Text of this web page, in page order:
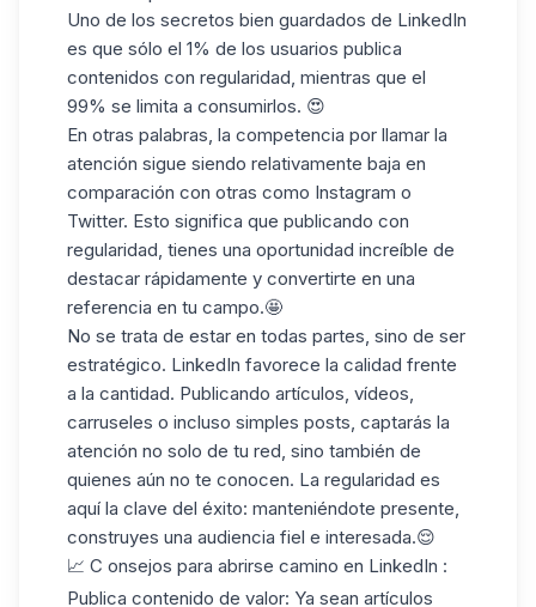
Uno de los secretos bien guardados de LinkedIn
es que sólo el 1% de los usuarios publica
contenidos con regularidad, mientras que el
99% se limita a consumirlos. 😍
En otras palabras, la competencia por llamar la
atención sigue siendo relativamente baja en
comparación con otras como Instagram o
Twitter. Esto significa que publicando con
regularidad, tienes una oportunidad increíble de
destacar rápidamente y convertirte en una
referencia en tu campo.🤩
No se trata de estar en todas partes, sino de ser
estratégico. LinkedIn favorece la calidad frente
a la cantidad. Publicando artículos, vídeos,
carruseles o incluso simples posts, captarás la
atención no solo de tu red, sino también de
quienes aún no te conocen. La regularidad es
aquí la clave del éxito: manteniéndote presente,
construyes una audiencia fiel e interesada.😌
📈 C onsejos para abrirse camino en LinkedIn :
Publica contenido de valor: Ya sean artículos